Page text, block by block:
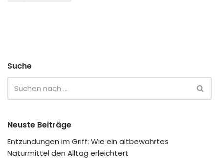
Suche
Neuste Beiträge
Entzündungen im Griff: Wie ein altbewährtes
Naturmittel den Alltag erleichtert